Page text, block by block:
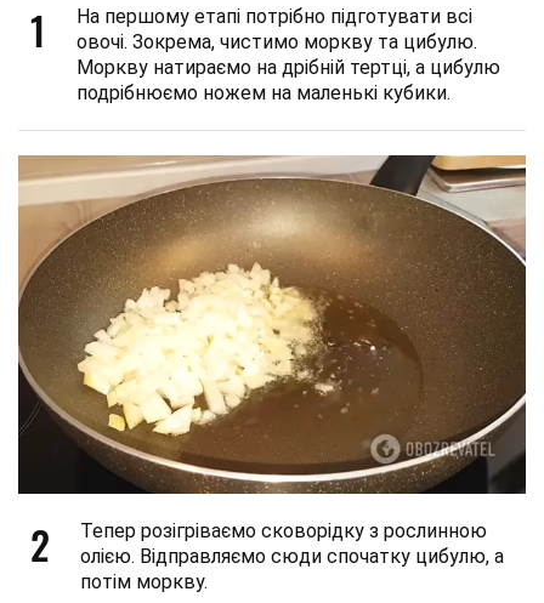
1
На першому етапі потрібно підготувати всі
овочі. Зокрема, чистимо моркву та цибулю.
Моркву натираємо на дрібній тертці, а цибулю
подрібнюємо ножем на маленькі кубики.
2
Тепер розігріваємо сковорідку з рослинною
олією. Відправляємо сюди спочатку цибулю, а
потім моркву.